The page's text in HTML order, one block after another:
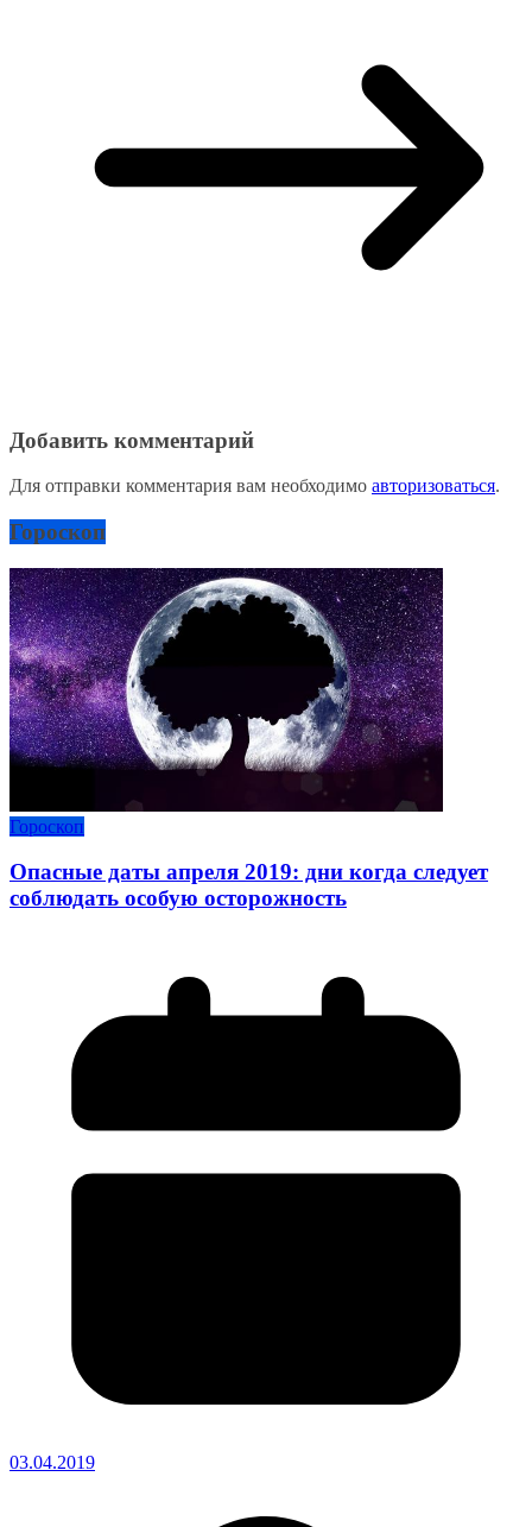
Добавить комментарий
Для отправки комментария вам необходимо авторизоваться.
Гороскоп
Гороскоп
Опасные даты апреля 2019: дни когда следует
соблюдать особую осторожность
03.04.2019